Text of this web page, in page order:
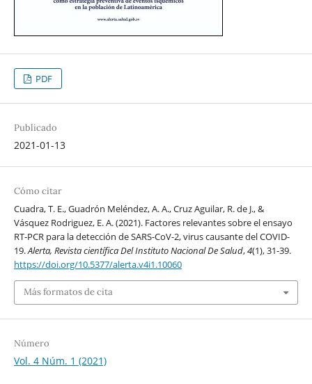
PDF
Publicado
2021-01-13
Cómo citar
Cuadra, T. E., Guadrón Meléndez, A. A., Cruz Aguilar, R. de J., &
Vásquez Rodriguez, E. A. (2021). Factores relevantes sobre el ensayo
RT-PCR para la detección de SARS-CoV-2, virus causante del COVID-
19.Alerta, Revista científica Del Instituto Nacional De Salud,4(1), 31-39.
https://doi.org/10.5377/alerta.v4i1.10060
Más formatos de cita
Número
Vol. 4 Núm. 1 (2021)